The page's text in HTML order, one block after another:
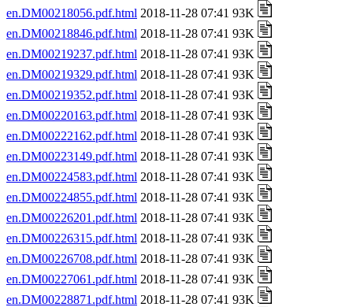
en.DM00218056.pdf.html 2018-11-28 07:41 93K
en.DM00218846.pdf.html 2018-11-28 07:41 93K
en.DM00219237.pdf.html 2018-11-28 07:41 93K
en.DM00219329.pdf.html 2018-11-28 07:41 93K
en.DM00219352.pdf.html 2018-11-28 07:41 93K
en.DM00220163.pdf.html 2018-11-28 07:41 93K
en.DM00222162.pdf.html 2018-11-28 07:41 93K
en.DM00223149.pdf.html 2018-11-28 07:41 93K
en.DM00224583.pdf.html 2018-11-28 07:41 93K
en.DM00224855.pdf.html 2018-11-28 07:41 93K
en.DM00226201.pdf.html 2018-11-28 07:41 93K
en.DM00226315.pdf.html 2018-11-28 07:41 93K
en.DM00226708.pdf.html 2018-11-28 07:41 93K
en.DM00227061.pdf.html 2018-11-28 07:41 93K
en.DM00228871.pdf.html 2018-11-28 07:41 93K